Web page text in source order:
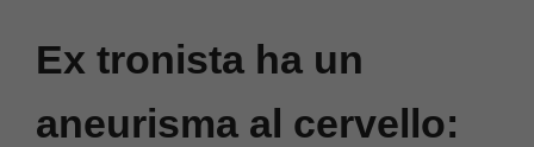
Ex tronista ha un
aneurisma al cervello: